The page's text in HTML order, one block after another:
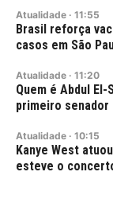
Atualidade · 11:55
Brasil reforça
casos em São
Atualidade · 11:20
Quem é Abdul
primeiro senador
Atualidade · 10:15
Kanye West
esteve o